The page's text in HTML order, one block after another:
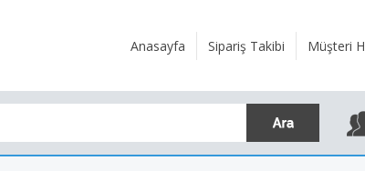
Anasayfa Sipariş Takibi Müşteri